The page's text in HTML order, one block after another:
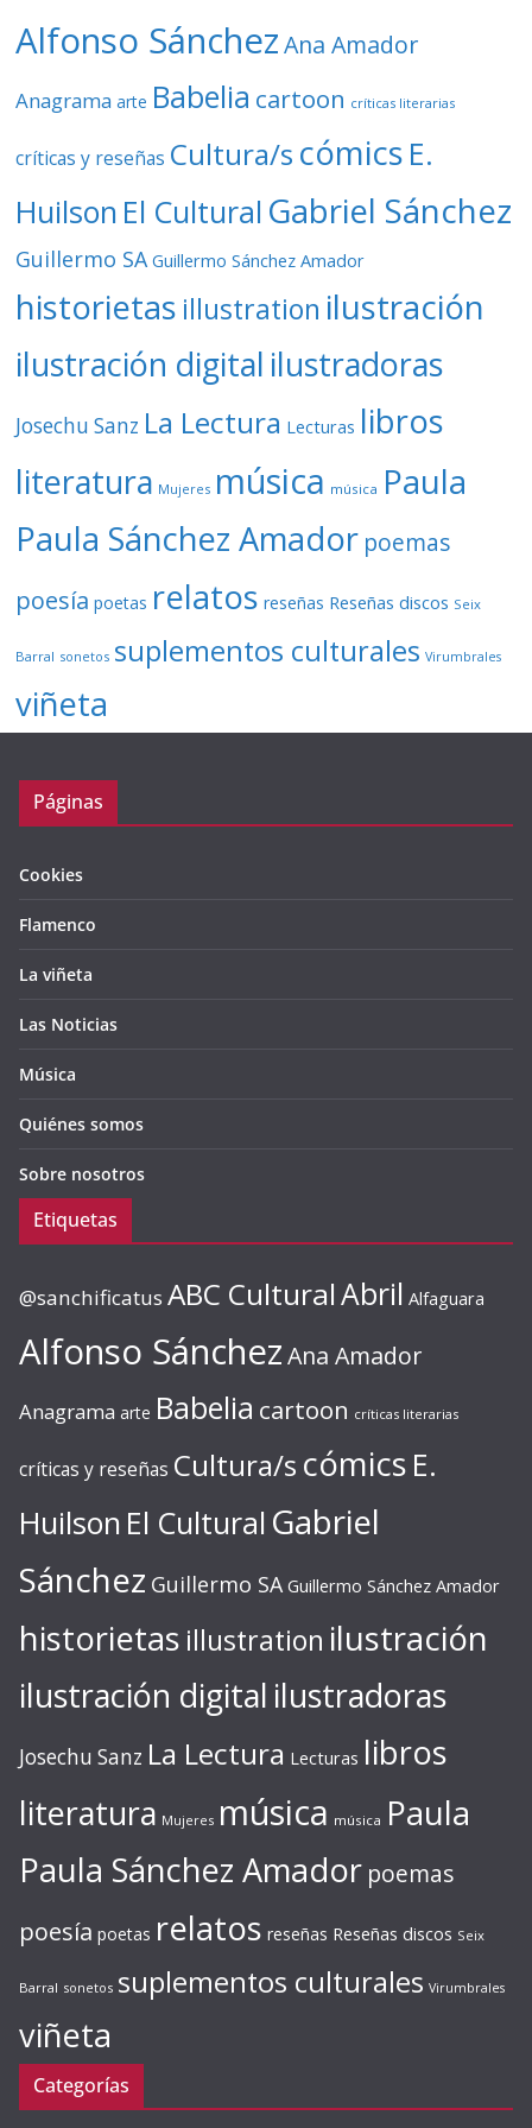
Alfonso Sánchez Ana Amador
Anagrama arte Babelia cartoon críticas literarias
críticas y reseñas Cultura/s cómics E.
Huilson El Cultural Gabriel Sánchez
Guillermo SA Guillermo Sánchez Amador
historietas illustration ilustración
ilustración digital ilustradoras
Josechu Sanz La Lectura Lecturas libros
literatura Mujeres música música Paula
Paula Sánchez Amador poemas
poesía poetas relatos reseñas Reseñas discos Seix
Barral sonetos suplementos culturales Virumbrales
viñeta
Páginas
Cookies
Flamenco
La viñeta
Las Noticias
Música
Quiénes somos
Sobre nosotros
Etiquetas
@sanchificatus ABC CulturalAbril Alfaguara
Alfonso SánchezAna Amador
Anagrama arte Babelia cartoon críticas literarias
críticas y reseñas Cultura/s cómics E.
Huilson El Cultural Gabriel
Sánchez Guillermo SA Guillermo Sánchez Amador
historietas illustration ilustración
ilustración digital ilustradoras
Josechu Sanz La Lectura Lecturas libros
literatura Mujeres música música Paula
Paula Sánchez Amador poemas
poesía poetas relatos reseñas Reseñas discos Seix
Barral sonetos suplementos culturales Virumbrales
viñeta
Categorías